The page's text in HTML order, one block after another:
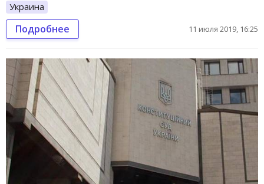
Украина
Подробнее 11 июля 2019, 16:25